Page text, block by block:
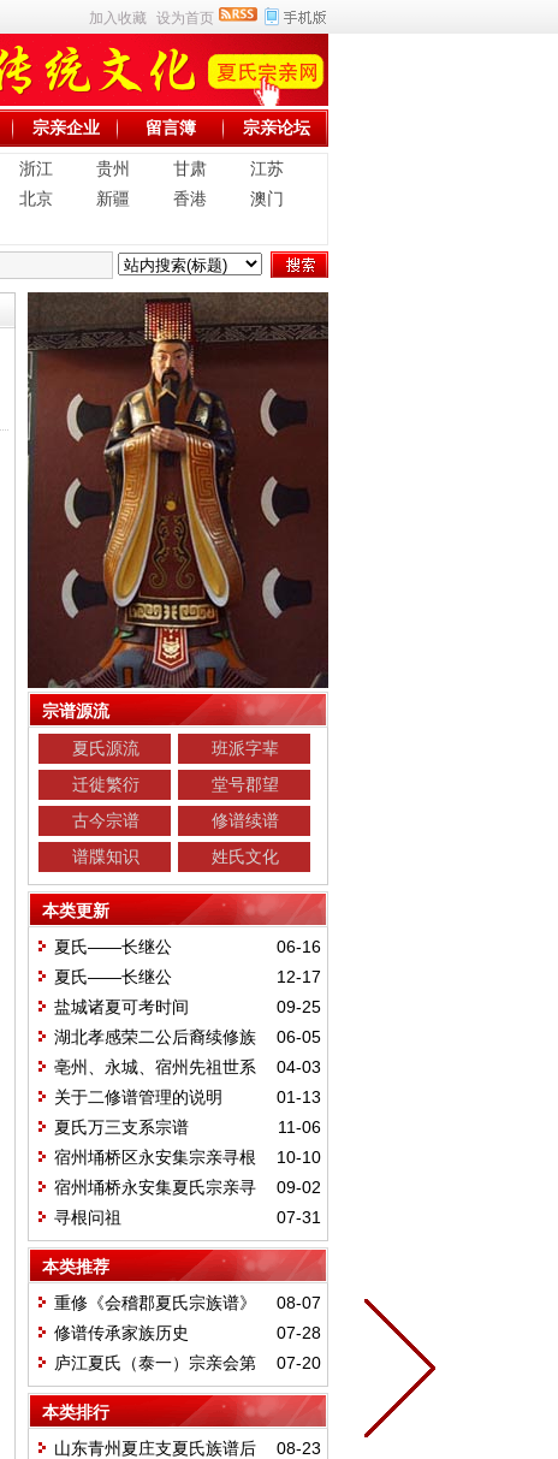
加入收藏 设为首页
宗亲企业 留言簿 宗亲论坛
浙江 贵州 甘肃
江苏
北京 新疆 香港
澳门
宗谱源流
夏氏源流
班派字辈
迁徙繁衍
堂号郡望
古今宗谱
修谱续谱
谱牒知识
姓氏文化
本类更新
06-16
夏氏——长继公
12-17
夏氏——长继公
09-25
盐城诸夏可考时间
06-05
湖北孝感荣二公后裔续修族
谱寻亲
04-03
亳州、永城、宿州先祖世系
简表
01-13
关于二修谱管理的说明
11-06
夏氏万三支系宗谱
10-10
宿州埇桥区永安集宗亲寻根
同祖
09-02
宿州埇桥永安集夏氏宗亲寻
根问祖
07-31
寻根问祖
本类推荐
08-07
重修《会稽郡夏氏宗族谱》
07-28
修谱传承家族历史
07-20
庐江夏氏（泰一）宗亲会第
九次续谱建祠春节联谊会在锦怡假
日大酒店举行
本类排行
08-23
山东青州夏庄支夏氏族谱后